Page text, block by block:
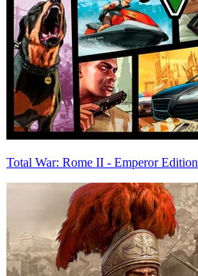
Total War: Rome II - Emperor Edition